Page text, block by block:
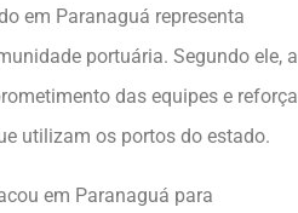
em Paranaguá representa
portuária. Segundo ele, a
das equipes e reforça
utilizam os portos do estado.